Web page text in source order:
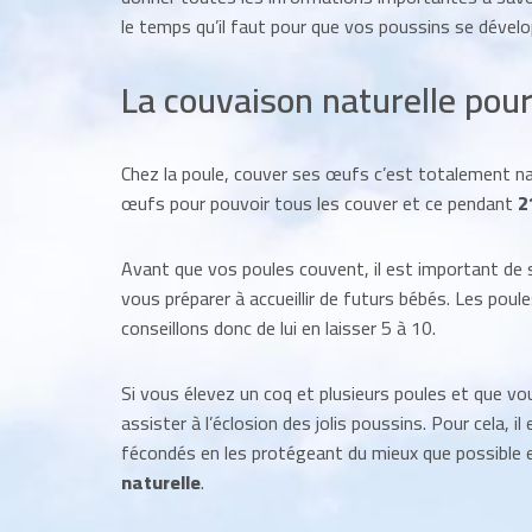
le temps qu’il faut pour que vos poussins se
La couvaison naturelle
Chez la poule, couver ses œufs c’est totalement
œufs pour pouvoir tous les couver et ce pendant
Avant que vos poules couvent, il est important
vous préparer à accueillir de futurs bébés. Les
conseillons donc de lui en laisser 5 à 10.
Si vous élevez un coq et plusieurs poules et que
assister à l’éclosion des jolis poussins. Pour
fécondés en les protégeant du mieux que possible
naturelle.